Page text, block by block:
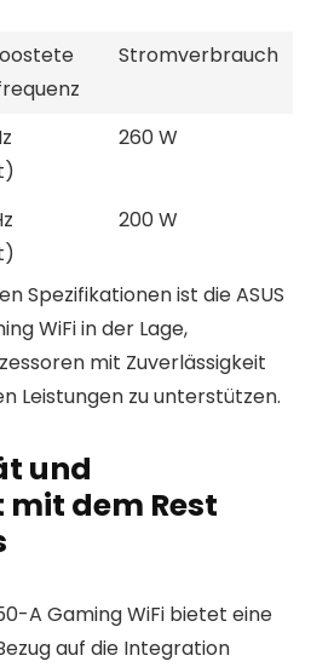
Stromverbrauch
260 W
200 W
Spezifikationen ist die ASUS
WiFi in der Lage,
mit Zuverlässigkeit
Leistungen zu unterstützen.
und
dem Rest
A Gaming WiFi bietet eine
auf die Integration